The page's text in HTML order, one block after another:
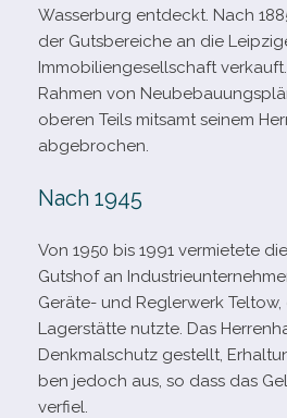
Wasserburg ent­deckt. Nach
der Gutsbereiche an die
Immobiliengesellschaft
Rahmen von
obe­ren Teils mit­samt sei­nem
abgebrochen.
Nach 1945
Von 1950 bis 1991 ver­mie­tete
Gutshof an
Geräte- und Reglerwerk
Lagerstätte nutzte. Das
Denkmalschutz gestellt,
ben jedoch aus, so dass das
verfiel.